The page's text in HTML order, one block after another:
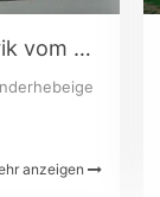
Die hebeige chemiefabrik vom zhejiang
anzeigen